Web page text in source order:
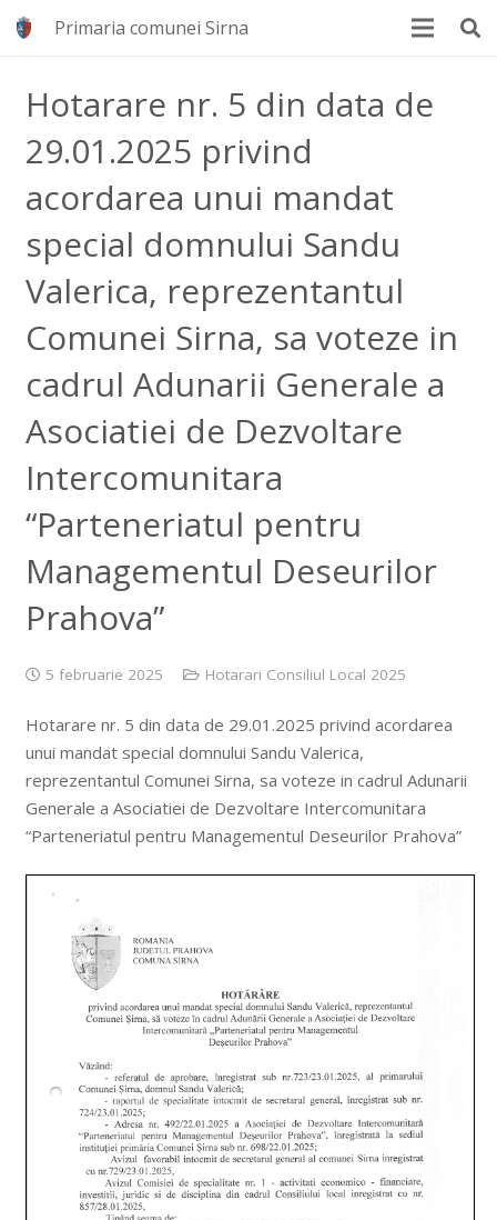
Primaria comunei Sirna
Hotarare nr. 5 din data de
29.01.2025 privind
acordarea unui mandat
special domnului Sandu
Valerica, reprezentantul
Comunei Sirna, sa voteze in
cadrul Adunarii Generale a
Asociatiei de Dezvoltare
Intercomunitara
“Parteneriatul pentru
Managementul Deseurilor
Prahova”
5 februarie 2025 Hotarari Consiliul Local 2025
Hotarare nr. 5 din data de 29.01.2025 privind acordarea
unui mandat special domnului Sandu Valerica,
reprezentantul Comunei Sirna, sa voteze in cadrul Adunarii
Generale a Asociatiei de Dezvoltare Intercomunitara
“Parteneriatul pentru Managementul Deseurilor Prahova”